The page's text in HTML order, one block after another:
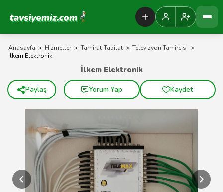
Tavsiyemiz Anasayfa
Anasayfa > Hizmetler > Tamirat-Tadilat > Televizyon Tamircisi >
İlkem Elektronik
İlkem Elektronik
Paylaş Yorum Yap Kaydet